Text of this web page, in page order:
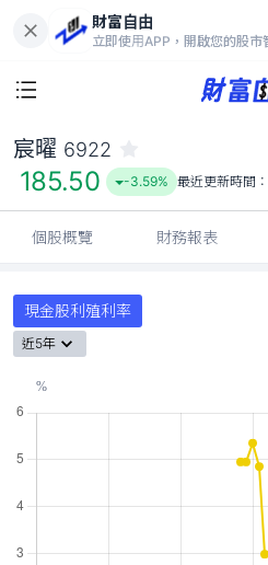
財富自由
立即使用APP，開啟您的股市
185.50
-
宸曜 6922
185.50 -3.59% 最近更新時間：
個股概覽 財務報表
現金股利殖利率
近5年